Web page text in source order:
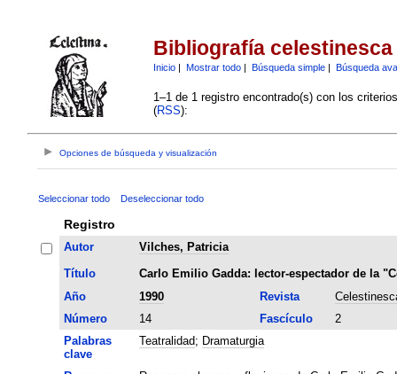
Bibliografía celestinesca
Inicio| Mostrar todo| Búsqueda simple| Búsqueda
1–1 de 1 registro encontrado(s) con los
(RSS):
Opciones de búsqueda y visualización
Seleccionar todo Deseleccionar todo
Registro
Autor
Vilches, Patricia
Título
Carlo Emilio Gadda: lector-espectador de la
Año
1990 Revista
Número
14 Fascículo
2
Palabras
clave
Teatralidad; Dramaturgia